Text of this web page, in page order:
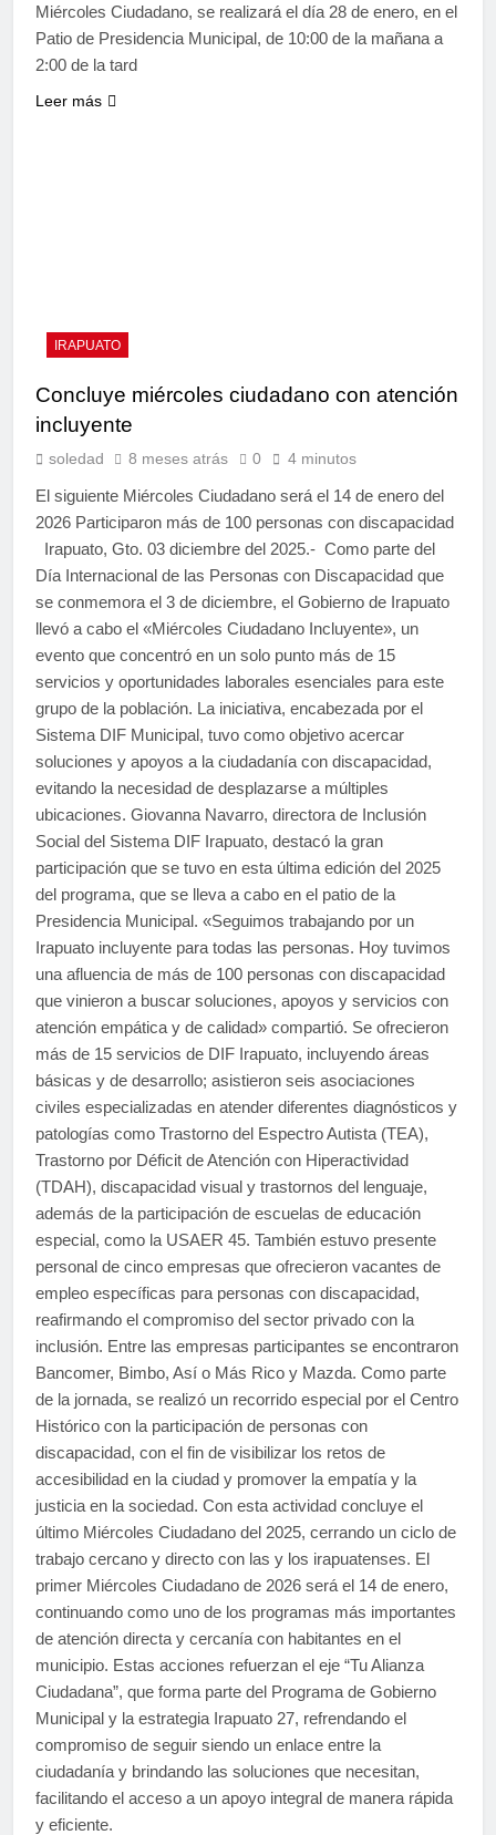
Miércoles Ciudadano, se realizará el día 28 de enero, en el
Patio de Presidencia Municipal, de 10:00 de la mañana a
2:00 de la tard
Leer más
IRAPUATO
Concluye miércoles ciudadano con atención
incluyente
soledad 8 meses atrás 0 4 minutos
El siguiente Miércoles Ciudadano será el 14 de enero del
2026 Participaron más de 100 personas con discapacidad
Irapuato, Gto. 03 diciembre del 2025.- Como parte del
Día Internacional de las Personas con Discapacidad que
se conmemora el 3 de diciembre, el Gobierno de Irapuato
llevó a cabo el «Miércoles Ciudadano Incluyente», un
evento que concentró en un solo punto más de 15
servicios y oportunidades laborales esenciales para este
grupo de la población. La iniciativa, encabezada por el
Sistema DIF Municipal, tuvo como objetivo acercar
soluciones y apoyos a la ciudadanía con discapacidad,
evitando la necesidad de desplazarse a múltiples
ubicaciones. Giovanna Navarro, directora de Inclusión
Social del Sistema DIF Irapuato, destacó la gran
participación que se tuvo en esta última edición del 2025
del programa, que se lleva a cabo en el patio de la
Presidencia Municipal. «Seguimos trabajando por un
Irapuato incluyente para todas las personas. Hoy tuvimos
una afluencia de más de 100 personas con discapacidad
que vinieron a buscar soluciones, apoyos y servicios con
atención empática y de calidad» compartió. ​Se ofrecieron
más de 15 servicios de DIF Irapuato, incluyendo áreas
básicas y de desarrollo; asistieron seis asociaciones
civiles especializadas en atender diferentes diagnósticos y
patologías como Trastorno del Espectro Autista (TEA),
Trastorno por Déficit de Atención con Hiperactividad
(TDAH), discapacidad visual y trastornos del lenguaje,
además de la participación de escuelas de educación
especial, como la USAER 45. ​También estuvo presente
personal de cinco empresas que ofrecieron vacantes de
empleo específicas para personas con discapacidad,
reafirmando el compromiso del sector privado con la
inclusión. Entre las empresas participantes se encontraron
Bancomer, Bimbo, Así o Más Rico y Mazda. ​Como parte
de la jornada, se realizó un recorrido especial por el Centro
Histórico con la participación de personas con
discapacidad, con el fin de visibilizar los retos de
accesibilidad en la ciudad y promover la empatía y la
justicia en la sociedad. Con esta actividad concluye el
último Miércoles Ciudadano del 2025, cerrando un ciclo de
trabajo cercano y directo con las y los irapuatenses. El
primer Miércoles Ciudadano de 2026 será el 14 de enero,
continuando como uno de los programas más importantes
de atención directa y cercanía con habitantes en el
municipio. ​Estas acciones refuerzan el eje “Tu Alianza
Ciudadana”, que forma parte del Programa de Gobierno
Municipal y la estrategia Irapuato 27, refrendando el
compromiso de seguir siendo un enlace entre la
ciudadanía y brindando las soluciones que necesitan,
facilitando el acceso a un apoyo integral de manera rápida
y eficiente.